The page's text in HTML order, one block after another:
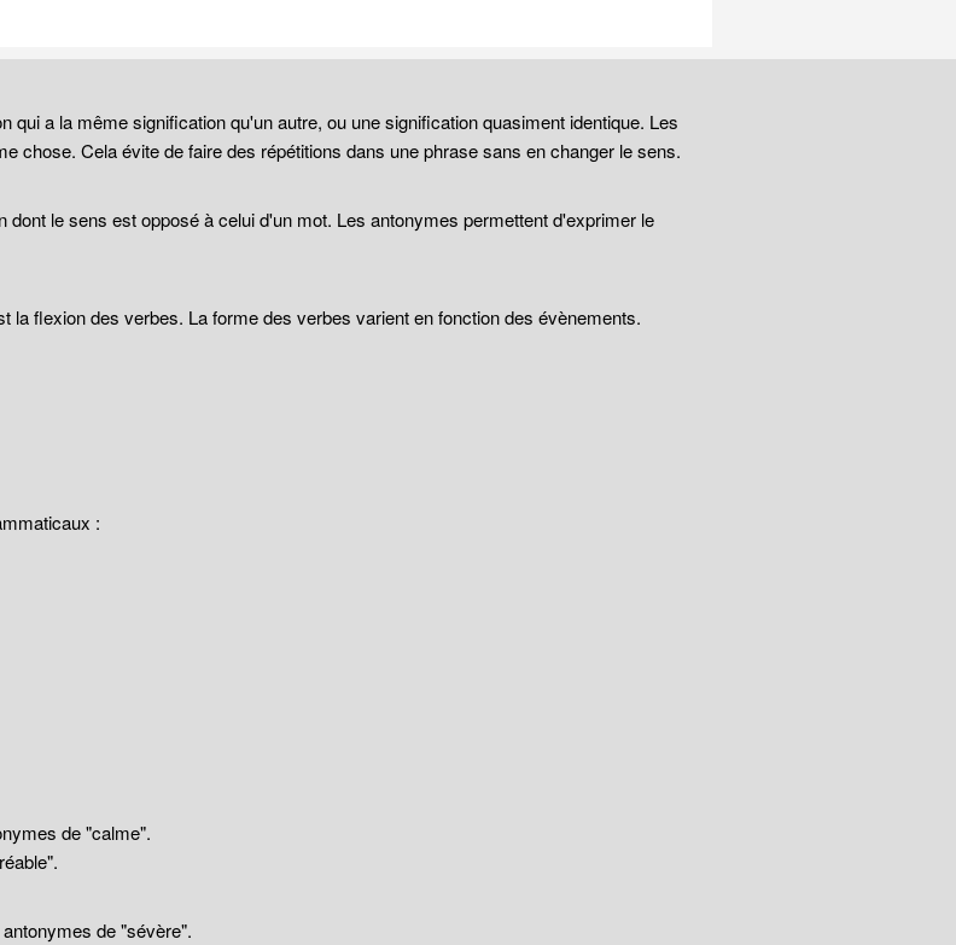
a la même signification qu'un autre, ou une signification quasiment identique. Les
chose. Cela évite de faire des répétitions dans une phrase sans en changer le sens.
le sens est opposé à celui d'un mot. Les antonymes permettent d'exprimer le
la flexion des verbes. La forme des verbes varient en fonction des évènements.
:
de "calme".
de "sévère".